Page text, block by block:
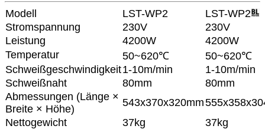
Modell LST-WP2
LST-WP2
Stromspannung
230V
230V
Leistung
4200W
4200W
Temperatur
50~620℃
50~620℃
Schweißgeschwindigkeit1-10m/min
1-10m/min
Schweißnaht
80mm
80mm
Abmessungen (Länge ×
Breite × Höhe)
543x370x320mm
Nettogewicht
37kg
37kg